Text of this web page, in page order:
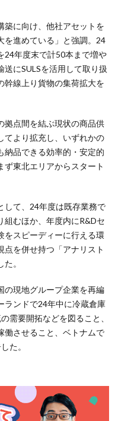
築に向け、他社アセットを
を進めている」と強調。24
24年度末で計50本まで増や
にSULSを活用して取り扱
幹線上り貨物の集荷拡大を
拠点間を結ぶ現状の商品供
てより拡充し、いずれかの
納品できる効率的・安定的
ず東北エリアからスタート
して、24年度は既存業務で
組むほか、年度内にR&Dセ
をスピーディーに行える環
を併せ持つ「アナリスト
。
の現地グループ企業を再編
ランドで24年中に冷蔵倉庫
需要開拓などを図ること、
働させること、ベトナムで
た。